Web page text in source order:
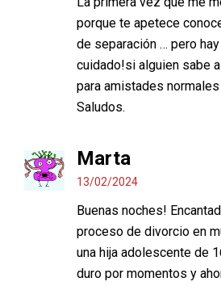
porque te apetece
de separación … pero
cuidado!si alguien sabe
para amistades
Saludos.
Marta
13/02/2024
Buenas noches!
proceso de divorcio en
una hija adolescente de
duro por momentos y